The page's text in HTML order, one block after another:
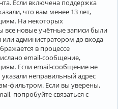
Если включена поддержка
что вам менее 13 лет,
На некоторых
все новые учётные записи были
администратором до входа
в процессе
email-сообщение,
Если email-сообщение не
неправильный адрес
фильтром. Если вы уверены,
попробуйте связаться с